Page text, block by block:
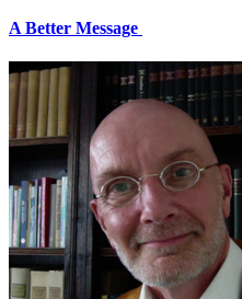
A Better Message